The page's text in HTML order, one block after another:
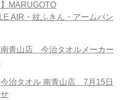
MARUGOTO
AIR・紋ふきん・アームバン
青山店 今治タオルメーカー
治タオル 南青山店 7月15日